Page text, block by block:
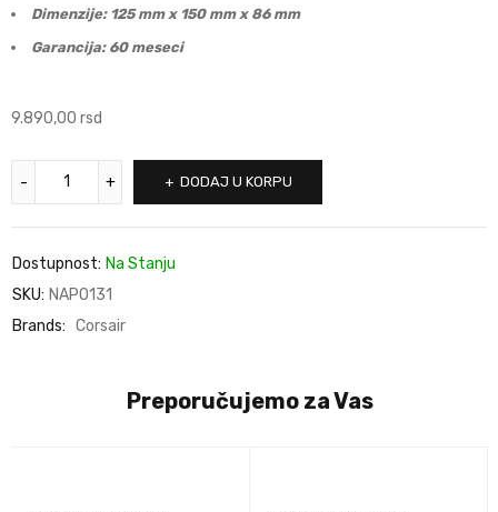
Dimenzije: 125 mm x 150 mm x 86 mm
Garancija: 60 meseci
9.890,00 rsd
DODAJ U KORPU
Dostupnost: Na Stanju
SKU: NAP0131
Brands: Corsair
Preporučujemo za Vas